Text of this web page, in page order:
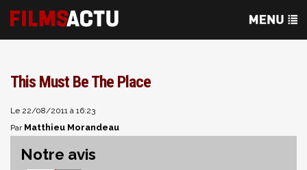
This Must Be The Place
Le 22/08/2011 à 16:23
Par Matthieu Morandeau
Notre avis